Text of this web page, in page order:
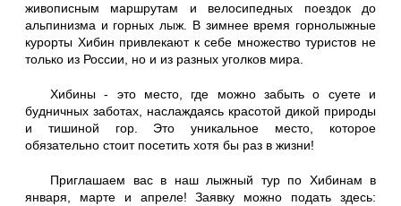
живописным маршрутам и велосипедных поездок до
альпинизма и горных лыж. В зимнее время горнолыжные
курорты Хибин привлекают к себе множество туристов не
только из России, но и из разных уголков мира.
Хибины - это место, где можно забыть о суете и
будничных заботах, наслаждаясь красотой дикой природы
и тишиной гор. Это уникальное место, которое
обязательно стоит посетить хотя бы раз в жизни!
Приглашаем вас в наш лыжный тур по Хибинам в
января, марте и апреле! Заявку можно подать здесь: